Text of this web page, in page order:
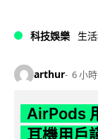
科技娛樂 生
arthur 6 小時
AirPods
耳機用戶